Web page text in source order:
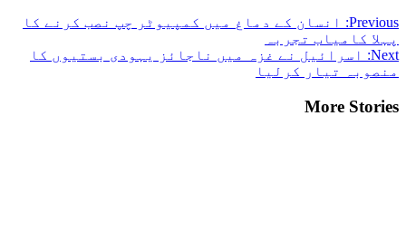
Post
navigation
Previous:
انسان کے دماغ میں کمپیوٹر چپ نصب کرنے کا
پہلا کامیاب تجربہ
Next:
اسرائیل نے غزہ میں ناجائز یہودی بستیوں کا
منصوبہ تیار کرلیا
More Stories